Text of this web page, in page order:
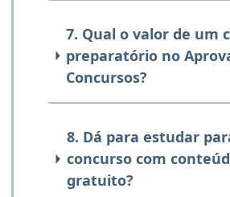
7. Qual o valor de um
preparatório no
Concursos?
8. Dá para estudar
concurso com
gratuito?